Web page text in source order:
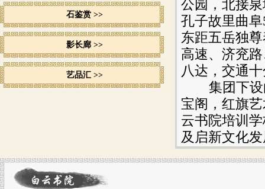
石鉴赏 >>
影长廊 >>
艺品汇 >>
公园，北接
孔子故里曲
东距五岳独
高速、济兖
八达，交通
集团下
宝阁，红旗
云书院培训
及启新文化